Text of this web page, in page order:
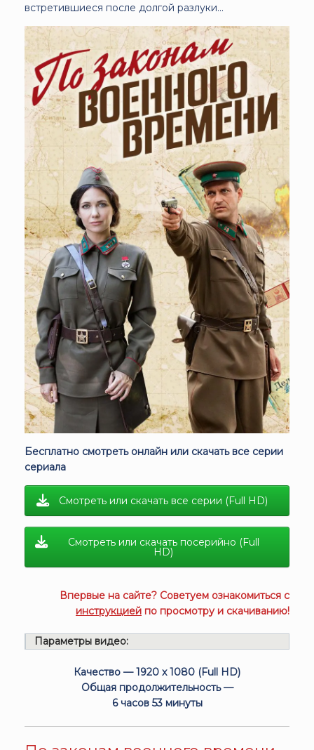
встретившиеся после долгой разлуки...
Бесплатно смотреть онлайн или скачать все серии
сериала
Смотреть или скачать все серии (Full HD)
Смотреть или скачать посерийно (Full
HD)
Впервые на сайте? Советуем ознакомиться с
инструкцией по просмотру и скачиванию!
Параметры видео:
Качество — 1920 x 1080 (Full HD)
Общая продолжительность —
6 часов 53 минуты